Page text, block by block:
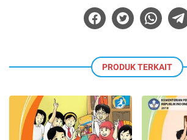
PRODUK TERKAIT